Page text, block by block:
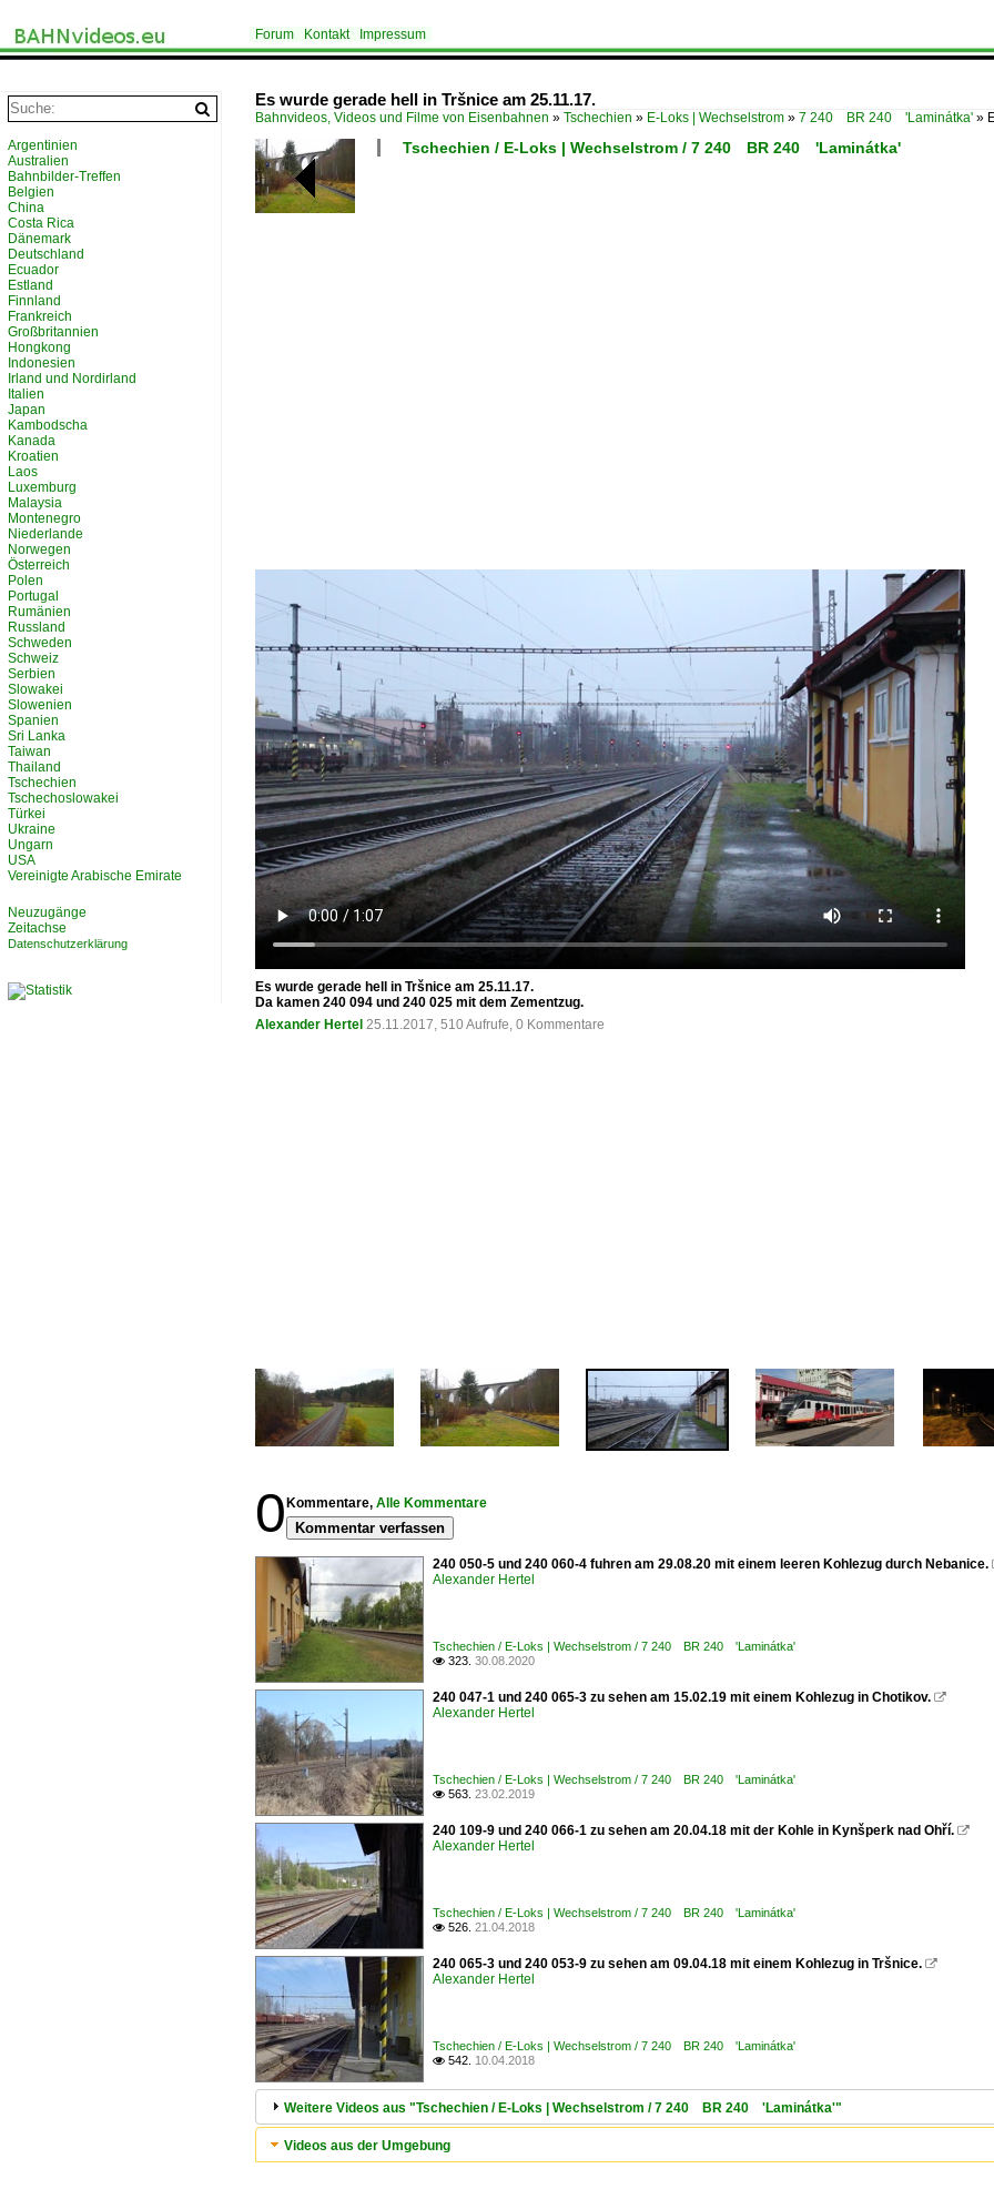
Forum Kontakt Impressum
Es wurde gerade hell in Tršnice am 25.11.17.
Bahnvideos, Videos und Filme von Eisenbahnen » Tschechien » E-Loks | Wechselstrom » 7 240 BR 240 'Laminátka' »
Tschechien / E-Loks | Wechselstrom / 7 240 BR 240 'Laminátka'
Es wurde gerade hell in Tršnice am 25.11.17.
Da kamen 240 094 und 240 025 mit dem Zementzug.
Alexander Hertel 25.11.2017, 510 Aufrufe, 0 Kommentare
0 Kommentare, Alle Kommentare
Kommentar verfassen
240 050-5 und 240 060-4 fuhren am 29.08.20 mit einem leeren Kohlezug durch Nebanice.
Alexander Hertel
Tschechien / E-Loks | Wechselstrom / 7 240 BR 240 'Laminátka'
 323. 30.08.2020
240 047-1 und 240 065-3 zu sehen am 15.02.19 mit einem Kohlezug in Chotikov. 
Alexander Hertel
Tschechien / E-Loks | Wechselstrom / 7 240 BR 240 'Laminátka'
 563. 23.02.2019
240 109-9 und 240 066-1 zu sehen am 20.04.18 mit der Kohle in Kynšperk nad Ohří. 
Alexander Hertel
Tschechien / E-Loks | Wechselstrom / 7 240 BR 240 'Laminátka'
 526. 21.04.2018
240 065-3 und 240 053-9 zu sehen am 09.04.18 mit einem Kohlezug in Tršnice. 
Alexander Hertel
Tschechien / E-Loks | Wechselstrom / 7 240 BR 240 'Laminátka'
 542. 10.04.2018
Weitere Videos aus "Tschechien / E-Loks | Wechselstrom / 7 240 BR 240 'Laminátka'"
Videos aus der Umgebung
Argentinien
Australien
Bahnbilder-Treffen
Belgien
China
Costa Rica
Dänemark
Deutschland
Ecuador
Estland
Finnland
Frankreich
Großbritannien
Hongkong
Indonesien
Irland und Nordirland
Italien
Japan
Kambodscha
Kanada
Kroatien
Laos
Luxemburg
Malaysia
Montenegro
Niederlande
Norwegen
Österreich
Polen
Portugal
Rumänien
Russland
Schweden
Schweiz
Serbien
Slowakei
Slowenien
Spanien
Sri Lanka
Taiwan
Thailand
Tschechien
Tschechoslowakei
Türkei
Ukraine
Ungarn
USA
Vereinigte Arabische Emirate
Neuzugänge
Zeitachse
Datenschutzerklärung